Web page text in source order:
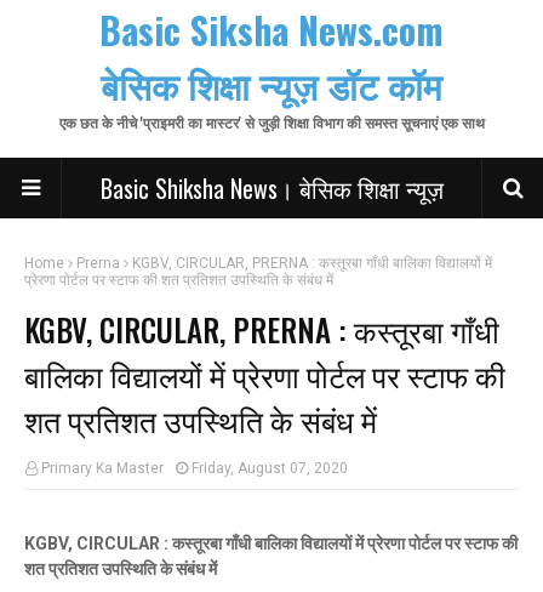
Basic Siksha News.com
बेसिक शिक्षा न्यूज़ डॉट कॉम
एक छत के नीचे 'प्राइमरी का मास्टर' से जुड़ी शिक्षा विभाग की समस्त सूचनाएं एक साथ
Basic Shiksha News। बेसिक शिक्षा न्यूज़
Home Prerna
KGBV, CIRCULAR, PRERNA : कस्तूरबा गाँधी बालिका विद्यालयों में
प्रेरणा पोर्टल पर स्टाफ की शत प्रतिशत उपस्थिति के संबंध में
KGBV, CIRCULAR, PRERNA : कस्तूरबा गाँधी
बालिका विद्यालयों में प्रेरणा पोर्टल पर स्टाफ की
शत प्रतिशत उपस्थिति के संबंध में
Primary Ka Master Friday, August 07, 2020
KGBV, CIRCULAR : कस्तूरबा गाँधी बालिका विद्यालयों में प्रेरणा पोर्टल पर स्टाफ की
शत प्रतिशत उपस्थिति के संबंध में